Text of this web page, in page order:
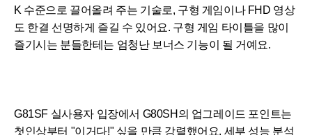
K 수준으로 끌어올려 주는 기술로, 구형 게임이나 FHD 영상
도 한결 선명하게 즐길 수 있어요. 구형 게임 타이틀을 많이
즐기시는 분들한테는 엄청난 보너스 기능이 될 거예요.
G81SF 실사용자 입장에서 G80SH의 업그레이드 포인트는
첫인상부터 "이거다!" 싶을 만큼 강렬했어요. 세부 성능 분석